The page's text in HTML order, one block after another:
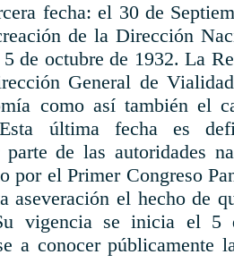
fecha: el 30 de
de la Dirección
de octubre de 1932. La
General de
como así también el
última fecha es
de las autoridades
por el Primer Congreso
aseveración el hecho de
vigencia se inicia el 5
a conocer públicamente